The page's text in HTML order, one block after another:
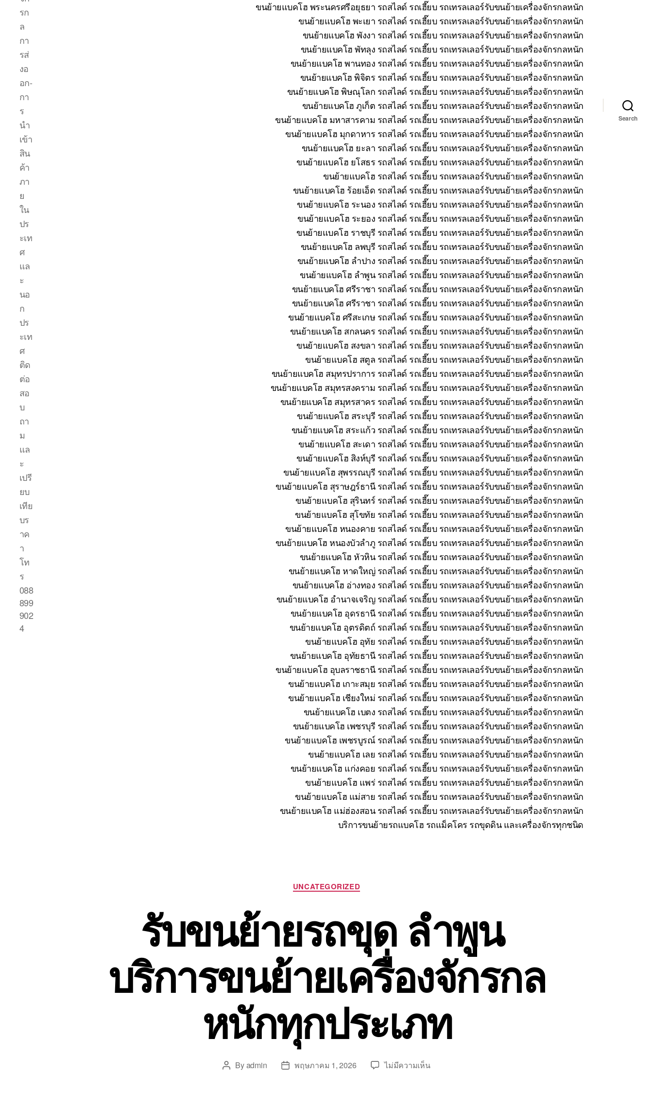
รก
ล
กา
รส่
งอ
อก-
กา
ร
นำ
เข้า
สิน
ค้า
ภา
ย
ใน
ปร
ะเท
ศ
แล
ะ
นอ
ก
ปร
ะเท
ศ
ติด
ต่อ
สอ
บ
ถา
ม
แล
ะ
เปรี
ยบ
เทีย
บร
าค
า
โท
ร
088
899
902
4
ขนย้ายแบคโฮ พระนครศรีอยุธยา รถสไลด์ รถเฮี๊ยบ รถเทรลเลอร์รับขนย้ายเครื่องจักรกลหนัก
ขนย้ายแบคโฮ พะเยา รถสไลด์ รถเฮี๊ยบ รถเทรลเลอร์รับขนย้ายเครื่องจักรกลหนัก
ขนย้ายแบคโฮ พังงา รถสไลด์ รถเฮี๊ยบ รถเทรลเลอร์รับขนย้ายเครื่องจักรกลหนัก
ขนย้ายแบคโฮ พัทลุง รถสไลด์ รถเฮี๊ยบ รถเทรลเลอร์รับขนย้ายเครื่องจักรกลหนัก
ขนย้ายแบคโฮ พานทอง รถสไลด์ รถเฮี๊ยบ รถเทรลเลอร์รับขนย้ายเครื่องจักรกลหนัก
ขนย้ายแบคโฮ พิจิตร รถสไลด์ รถเฮี๊ยบ รถเทรลเลอร์รับขนย้ายเครื่องจักรกลหนัก
ขนย้ายแบคโฮ พิษณุโลก รถสไลด์ รถเฮี๊ยบ รถเทรลเลอร์รับขนย้ายเครื่องจักรกลหนัก
ขนย้ายแบคโฮ ภูเก็ต รถสไลด์ รถเฮี๊ยบ รถเทรลเลอร์รับขนย้ายเครื่องจักรกลหนัก
ขนย้ายแบคโฮ มหาสารคาม รถสไลด์ รถเฮี๊ยบ รถเทรลเลอร์รับขนย้ายเครื่องจักรกลหนัก
ขนย้ายแบคโฮ มุกดาหาร รถสไลด์ รถเฮี๊ยบ รถเทรลเลอร์รับขนย้ายเครื่องจักรกลหนัก
ขนย้ายแบคโฮ ยะลา รถสไลด์ รถเฮี๊ยบ รถเทรลเลอร์รับขนย้ายเครื่องจักรกลหนัก
ขนย้ายแบคโฮ ยโสธร รถสไลด์ รถเฮี๊ยบ รถเทรลเลอร์รับขนย้ายเครื่องจักรกลหนัก
ขนย้ายแบคโฮ รถสไลด์ รถเฮี๊ยบ รถเทรลเลอร์รับขนย้ายเครื่องจักรกลหนัก
ขนย้ายแบคโฮ ร้อยเอ็ด รถสไลด์ รถเฮี๊ยบ รถเทรลเลอร์รับขนย้ายเครื่องจักรกลหนัก
ขนย้ายแบคโฮ ระนอง รถสไลด์ รถเฮี๊ยบ รถเทรลเลอร์รับขนย้ายเครื่องจักรกลหนัก
ขนย้ายแบคโฮ ระยอง รถสไลด์ รถเฮี๊ยบ รถเทรลเลอร์รับขนย้ายเครื่องจักรกลหนัก
ขนย้ายแบคโฮ ราชบุรี รถสไลด์ รถเฮี๊ยบ รถเทรลเลอร์รับขนย้ายเครื่องจักรกลหนัก
ขนย้ายแบคโฮ ลพบุรี รถสไลด์ รถเฮี๊ยบ รถเทรลเลอร์รับขนย้ายเครื่องจักรกลหนัก
ขนย้ายแบคโฮ ลำปาง รถสไลด์ รถเฮี๊ยบ รถเทรลเลอร์รับขนย้ายเครื่องจักรกลหนัก
ขนย้ายแบคโฮ ลำพูน รถสไลด์ รถเฮี๊ยบ รถเทรลเลอร์รับขนย้ายเครื่องจักรกลหนัก
ขนย้ายแบคโฮ ศรีราชา รถสไลด์ รถเฮี๊ยบ รถเทรลเลอร์รับขนย้ายเครื่องจักรกลหนัก
ขนย้ายแบคโฮ ศรีราชา รถสไลด์ รถเฮี๊ยบ รถเทรลเลอร์รับขนย้ายเครื่องจักรกลหนัก
ขนย้ายแบคโฮ ศรีสะเกษ รถสไลด์ รถเฮี๊ยบ รถเทรลเลอร์รับขนย้ายเครื่องจักรกลหนัก
ขนย้ายแบคโฮ สกลนคร รถสไลด์ รถเฮี๊ยบ รถเทรลเลอร์รับขนย้ายเครื่องจักรกลหนัก
ขนย้ายแบคโฮ สงขลา รถสไลด์ รถเฮี๊ยบ รถเทรลเลอร์รับขนย้ายเครื่องจักรกลหนัก
ขนย้ายแบคโฮ สตูล รถสไลด์ รถเฮี๊ยบ รถเทรลเลอร์รับขนย้ายเครื่องจักรกลหนัก
ขนย้ายแบคโฮ สมุทรปราการ รถสไลด์ รถเฮี๊ยบ รถเทรลเลอร์รับขนย้ายเครื่องจักรกลหนัก
ขนย้ายแบคโฮ สมุทรสงคราม รถสไลด์ รถเฮี๊ยบ รถเทรลเลอร์รับขนย้ายเครื่องจักรกลหนัก
ขนย้ายแบคโฮ สมุทรสาคร รถสไลด์ รถเฮี๊ยบ รถเทรลเลอร์รับขนย้ายเครื่องจักรกลหนัก
ขนย้ายแบคโฮ สระบุรี รถสไลด์ รถเฮี๊ยบ รถเทรลเลอร์รับขนย้ายเครื่องจักรกลหนัก
ขนย้ายแบคโฮ สระแก้ว รถสไลด์ รถเฮี๊ยบ รถเทรลเลอร์รับขนย้ายเครื่องจักรกลหนัก
ขนย้ายแบคโฮ สะเดา รถสไลด์ รถเฮี๊ยบ รถเทรลเลอร์รับขนย้ายเครื่องจักรกลหนัก
ขนย้ายแบคโฮ สิงห์บุรี รถสไลด์ รถเฮี๊ยบ รถเทรลเลอร์รับขนย้ายเครื่องจักรกลหนัก
ขนย้ายแบคโฮ สุพรรณบุรี รถสไลด์ รถเฮี๊ยบ รถเทรลเลอร์รับขนย้ายเครื่องจักรกลหนัก
ขนย้ายแบคโฮ สุราษฎร์ธานี รถสไลด์ รถเฮี๊ยบ รถเทรลเลอร์รับขนย้ายเครื่องจักรกลหนัก
ขนย้ายแบคโฮ สุรินทร์ รถสไลด์ รถเฮี๊ยบ รถเทรลเลอร์รับขนย้ายเครื่องจักรกลหนัก
ขนย้ายแบคโฮ สุโขทัย รถสไลด์ รถเฮี๊ยบ รถเทรลเลอร์รับขนย้ายเครื่องจักรกลหนัก
ขนย้ายแบคโฮ หนองคาย รถสไลด์ รถเฮี๊ยบ รถเทรลเลอร์รับขนย้ายเครื่องจักรกลหนัก
ขนย้ายแบคโฮ หนองบัวลำภู รถสไลด์ รถเฮี๊ยบ รถเทรลเลอร์รับขนย้ายเครื่องจักรกลหนัก
ขนย้ายแบคโฮ หัวหิน รถสไลด์ รถเฮี๊ยบ รถเทรลเลอร์รับขนย้ายเครื่องจักรกลหนัก
ขนย้ายแบคโฮ หาดใหญ่ รถสไลด์ รถเฮี๊ยบ รถเทรลเลอร์รับขนย้ายเครื่องจักรกลหนัก
ขนย้ายแบคโฮ อ่างทอง รถสไลด์ รถเฮี๊ยบ รถเทรลเลอร์รับขนย้ายเครื่องจักรกลหนัก
ขนย้ายแบคโฮ อำนาจเจริญ รถสไลด์ รถเฮี๊ยบ รถเทรลเลอร์รับขนย้ายเครื่องจักรกลหนัก
ขนย้ายแบคโฮ อุดรธานี รถสไลด์ รถเฮี๊ยบ รถเทรลเลอร์รับขนย้ายเครื่องจักรกลหนัก
ขนย้ายแบคโฮ อุตรดิตถ์ รถสไลด์ รถเฮี๊ยบ รถเทรลเลอร์รับขนย้ายเครื่องจักรกลหนัก
ขนย้ายแบคโฮ อุทัย รถสไลด์ รถเฮี๊ยบ รถเทรลเลอร์รับขนย้ายเครื่องจักรกลหนัก
ขนย้ายแบคโฮ อุทัยธานี รถสไลด์ รถเฮี๊ยบ รถเทรลเลอร์รับขนย้ายเครื่องจักรกลหนัก
ขนย้ายแบคโฮ อุบลราชธานี รถสไลด์ รถเฮี๊ยบ รถเทรลเลอร์รับขนย้ายเครื่องจักรกลหนัก
ขนย้ายแบคโฮ เกาะสมุย รถสไลด์ รถเฮี๊ยบ รถเทรลเลอร์รับขนย้ายเครื่องจักรกลหนัก
ขนย้ายแบคโฮ เชียงใหม่ รถสไลด์ รถเฮี๊ยบ รถเทรลเลอร์รับขนย้ายเครื่องจักรกลหนัก
ขนย้ายแบคโฮ เบตง รถสไลด์ รถเฮี๊ยบ รถเทรลเลอร์รับขนย้ายเครื่องจักรกลหนัก
ขนย้ายแบคโฮ เพชรบุรี รถสไลด์ รถเฮี๊ยบ รถเทรลเลอร์รับขนย้ายเครื่องจักรกลหนัก
ขนย้ายแบคโฮ เพชรบูรณ์ รถสไลด์ รถเฮี๊ยบ รถเทรลเลอร์รับขนย้ายเครื่องจักรกลหนัก
ขนย้ายแบคโฮ เลย รถสไลด์ รถเฮี๊ยบ รถเทรลเลอร์รับขนย้ายเครื่องจักรกลหนัก
ขนย้ายแบคโฮ แก่งคอย รถสไลด์ รถเฮี๊ยบ รถเทรลเลอร์รับขนย้ายเครื่องจักรกลหนัก
ขนย้ายแบคโฮ แพร่ รถสไลด์ รถเฮี๊ยบ รถเทรลเลอร์รับขนย้ายเครื่องจักรกลหนัก
ขนย้ายแบคโฮ แม่สาย รถสไลด์ รถเฮี๊ยบ รถเทรลเลอร์รับขนย้ายเครื่องจักรกลหนัก
ขนย้ายแบคโฮ แม่ฮ่องสอน รถสไลด์ รถเฮี๊ยบ รถเทรลเลอร์รับขนย้ายเครื่องจักรกลหนัก
บริการขนย้ายรถแบคโฮ รถแม็คโคร รถขุดดิน และเครื่องจักรทุกชนิด
Search
Categories
UNCATEGORIZED
รับขนย้ายรถขุด ลำพูน
บริการขนย้ายเครื่องจักรกล
หนักทุกประเภท
Post
Byadmin
Postพฤษภาคม 1, 2026 ไม่มีความเห็นบน